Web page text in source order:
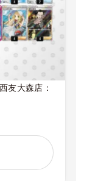
友大森店：